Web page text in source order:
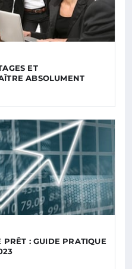
ET
ABSOLUMENT
: GUIDE PRATIQUE